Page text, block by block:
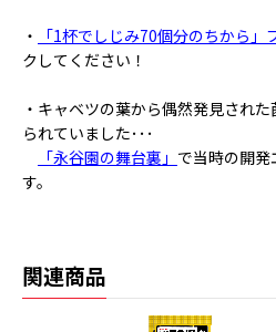
・ 「1杯でしじみ70個分のちから」
クしてください！
・キャベツの葉から偶然発見され
られていました･･･
「永谷園の舞台裏」 で当時の開
す。
関連商品